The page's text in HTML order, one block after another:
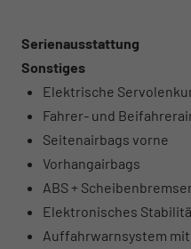
Serienausstattung
Sonstiges
Elektrische
Fahrer- und
Seitenairbags vorne
Vorhangairbags
ABS +
Elektronisches
Auffahrwarnsystem